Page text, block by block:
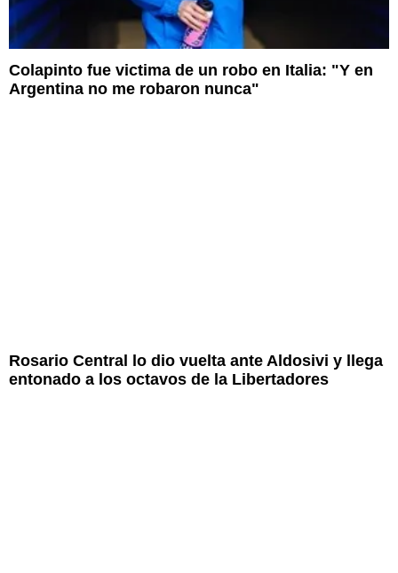
Colapinto fue victima de un robo en Italia: "Y en
Argentina no me robaron nunca"
Rosario Central lo dio vuelta ante Aldosivi y llega
entonado a los octavos de la Libertadores